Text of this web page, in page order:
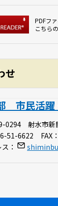
PDFフ
こちら
せ
市民活躍
0294 射水市新
51-6622 FAX：
：